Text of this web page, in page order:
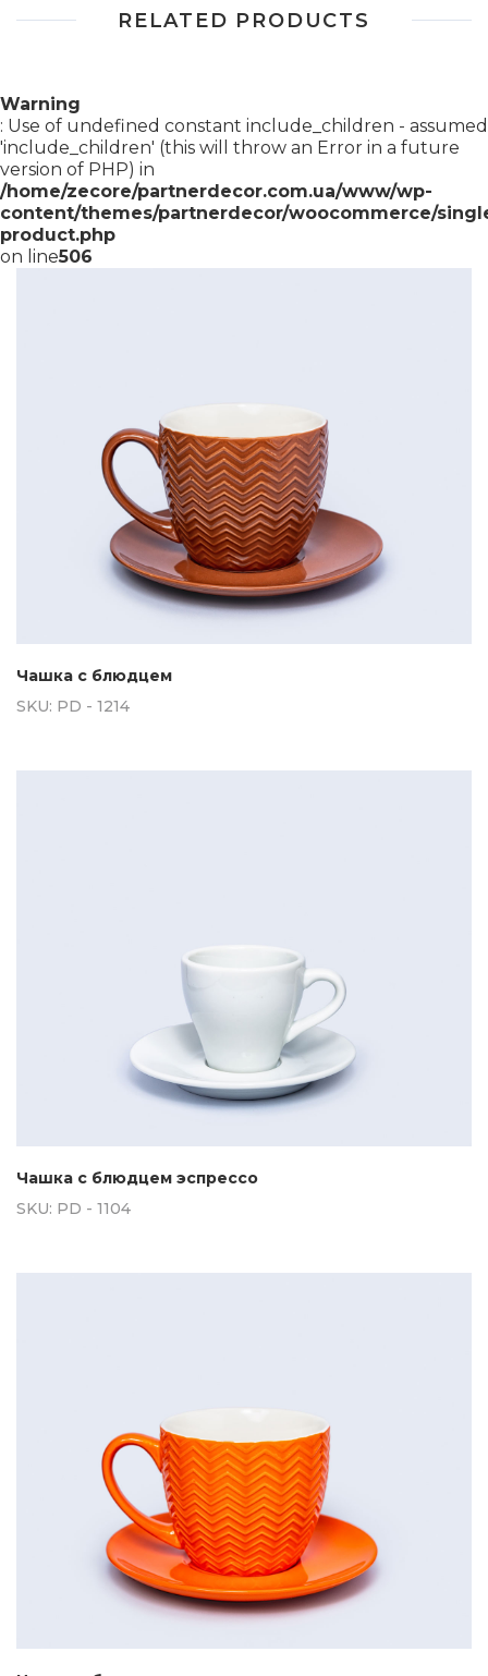
RELATED PRODUCTS
Warning
: Use of undefined constant include_children - assumed
'include_children' (this will throw an Error in a future
version of PHP) in
/home/zecore/partnerdecor.com.ua/www/wp-
content/themes/partnerdecor/woocommerce/
product.php
on line506
Чашка с блюдцем
SKU: PD - 1214
Чашка с блюдцем эспрессо
SKU: PD - 1104